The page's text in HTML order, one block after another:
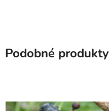
Podobné produkty